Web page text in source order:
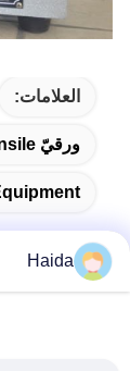
العلامات:
ورقيّ Tensile قوة مخبار,ورقيّ يختبر جهاز
Haida